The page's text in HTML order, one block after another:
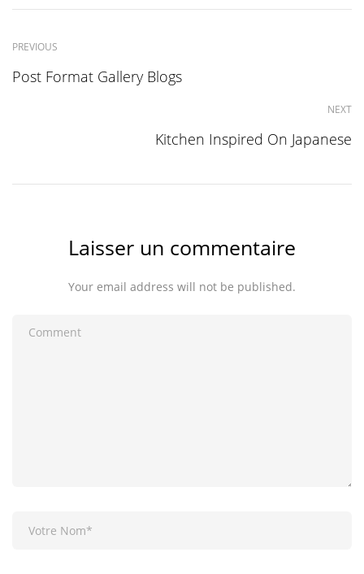
PREVIOUS
Post Format Gallery Blogs
NEXT
Kitchen Inspired On Japanese
Laisser un commentaire
Your email address will not be published.